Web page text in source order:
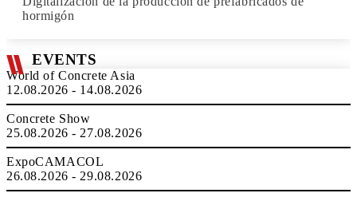
hormigón
EVENTS
World of Concrete Asia
12.08.2026 - 14.08.2026
Concrete Show
25.08.2026 - 27.08.2026
ExpoCAMACOL
26.08.2026 - 29.08.2026